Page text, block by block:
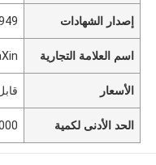
إصدار الشهادات
اسم العلامة التجارية
الأسعار
الحد الأدنى لكمية